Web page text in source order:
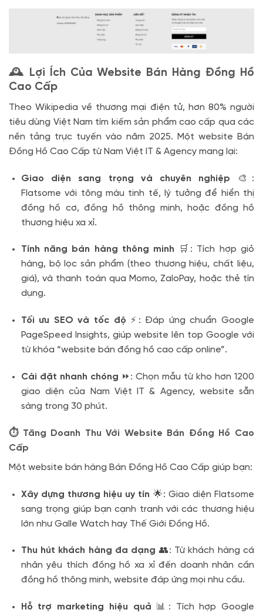
🕰️ Lợi Ích Của Website Bán Hàng Đồng Hồ
Cao Cấp
Theo Wikipedia về thương mại điện tử, hơn 80% người
tiêu dùng Việt Nam tìm kiếm sản phẩm cao cấp qua các
nền tảng trực tuyến vào năm 2025. Một website Bán
Đồng Hồ Cao Cấp từ Nam Việt IT & Agency mang lại:
Giao diện sang trọng và chuyên nghiệp 🎨:
Flatsome với tông màu tinh tế, lý tưởng để hiển thị
đồng hồ cơ, đồng hồ thông minh, hoặc đồng hồ
thương hiệu xa xỉ.
Tính năng bán hàng thông minh 🛒: Tích hợp giỏ
hàng, bộ lọc sản phẩm (theo thương hiệu, chất liệu,
giá), và thanh toán qua Momo, ZaloPay, hoặc thẻ tín
dụng.
Tối ưu SEO và tốc độ ⚡: Đáp ứng chuẩn Google
PageSpeed Insights, giúp website lên top Google với
từ khóa “website bán đồng hồ cao cấp online”.
Cài đặt nhanh chóng ⏩: Chọn mẫu từ kho hơn 1200
giao diện của Nam Việt IT & Agency, website sẵn
sàng trong 30 phút.
⏱️ Tăng Doanh Thu Với Website Bán Đồng Hồ Cao
Cấp
Một website bán hàng Bán Đồng Hồ Cao Cấp giúp bạn:
Xây dựng thương hiệu uy tín 🌟: Giao diện Flatsome
sang trọng giúp bạn cạnh tranh với các thương hiệu
lớn như Galle Watch hay Thế Giới Đồng Hồ.
Thu hút khách hàng đa dạng 👥: Từ khách hàng cá
nhân yêu thích đồng hồ xa xỉ đến doanh nhân cần
đồng hồ thông minh, website đáp ứng mọi nhu cầu.
Hỗ trợ marketing hiệu quả 📊: Tích hợp Google